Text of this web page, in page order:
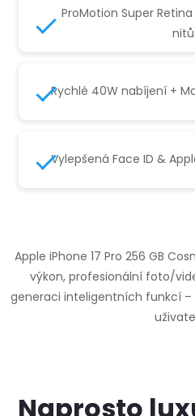
ProMotion Super Retina
Rychlé 40W nabíjení +
Vylepšená Face ID &
Apple iPhone 17 Pro 256 GB
výkon, profesionální foto/
generaci inteligentních funkcí
Naprosto